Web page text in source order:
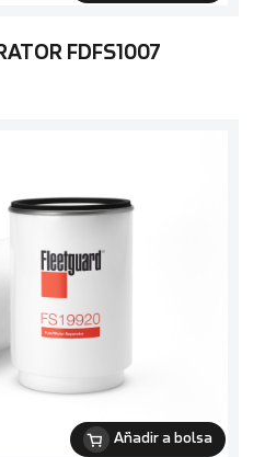
FDFS1007
Añadir a bolsa